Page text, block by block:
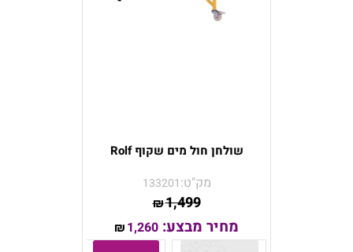
שולחן חול מים שקוף Rolf
מק"ט:133201
₪1,499
מחיר מבצע: ₪1,260